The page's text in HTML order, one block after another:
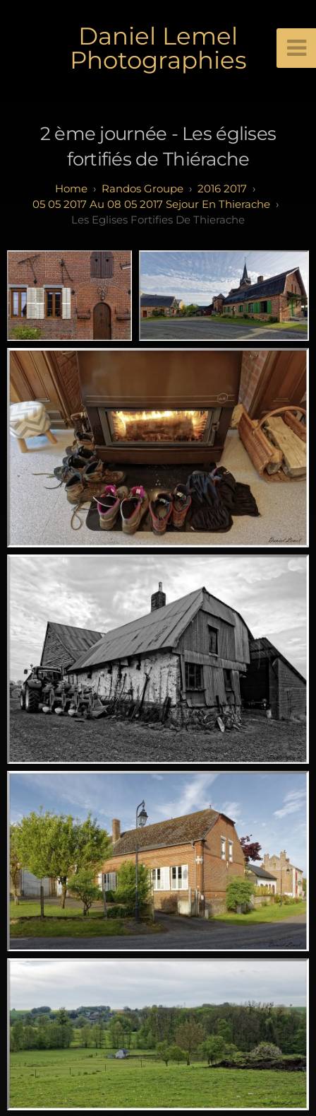
Daniel Lemel
Photographies
2 ème journée - Les églises
fortifiés de Thiérache
Randos Groupe
2016 2017
05 05 2017 Au 08 05 2017 Sejour En Thierache
Les Eglises Fortifies De Thierache